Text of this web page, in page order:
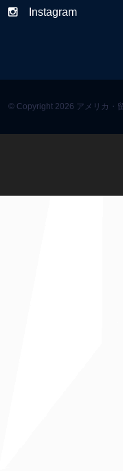
Instagram
© Copyright 2026 アメリカ・